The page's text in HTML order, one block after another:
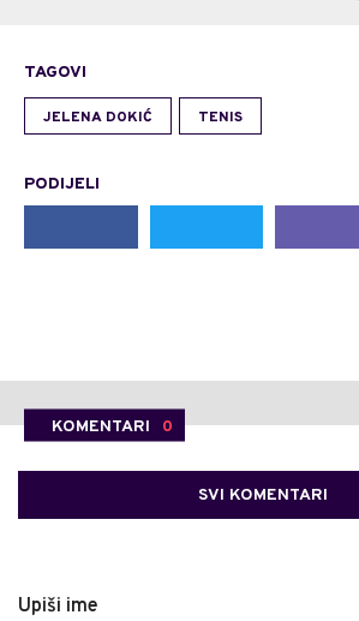
TAGOVI
JELENA DOKIĆ TENIS
PODIJELI
KOMENTARI 0
SVI KOMENTARI
Upiši ime